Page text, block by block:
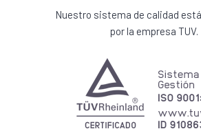
Nuestro sistema de calidad
por la empresa TUV.